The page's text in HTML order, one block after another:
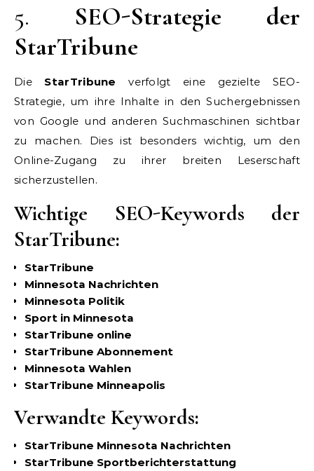
5. SEO-Strategie der
StarTribune
Die StarTribune verfolgt eine gezielte SEO-
Strategie, um ihre Inhalte in den Suchergebnissen
von Google und anderen Suchmaschinen sichtbar
zu machen. Dies ist besonders wichtig, um den
Online-Zugang zu ihrer breiten Leserschaft
sicherzustellen.
Wichtige SEO-Keywords der
StarTribune:
StarTribune
Minnesota Nachrichten
Minnesota Politik
Sport in Minnesota
StarTribune online
StarTribune Abonnement
Minnesota Wahlen
StarTribune Minneapolis
Verwandte Keywords:
StarTribune Minnesota Nachrichten
StarTribune Sportberichterstattung